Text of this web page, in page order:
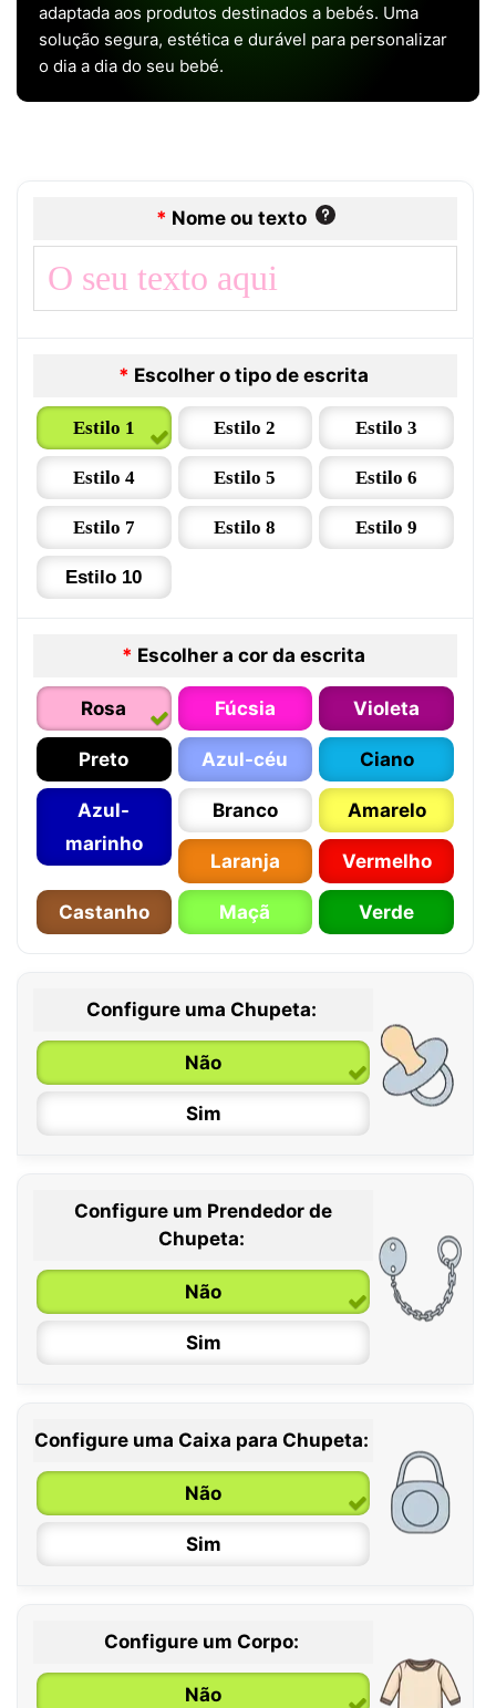
adaptada aos produtos destinados a bebés. Uma
solução segura, estética e durável para personalizar
o dia a dia do seu bebé.
* Nome ou texto
* Escolher o tipo de escrita
Estilo 1 Estilo 2 Estilo 3
Estilo 4 Estilo 5 Estilo 6
Estilo 7 Estilo 8 Estilo 9
Estilo 10
* Escolher a cor da escrita
Rosa Fúcsia Violeta
Preto Azul-céu Ciano
Azul-
marinho
Branco Amarelo
Laranja Vermelho
Castanho Maçã Verde
Configure uma Chupeta:
Não
Sim
0 / 6 meses
6 / 36 meses
Configure um Prendedor de
Chupeta:
Não
Sim
Configure uma Caixa para Chupeta:
Não
Sim
Configure um Corpo:
Não